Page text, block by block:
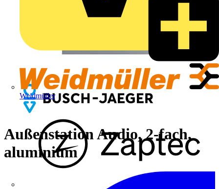
Weidmüller
Außenstation Audio, 2-fach,
aluminium